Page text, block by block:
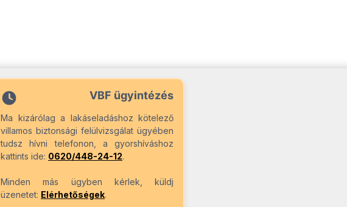
VBF ügyintézés
Ma kizárólag a lakáseladáshoz kötelező
villamos biztonsági felülvizsgálat ügyében
tudsz hívni telefonon, a gyorshíváshoz
kattints ide: 0620/448-24-12.
Minden más ügyben kérlek, küldj
üzenetet: Elérhetőségek.